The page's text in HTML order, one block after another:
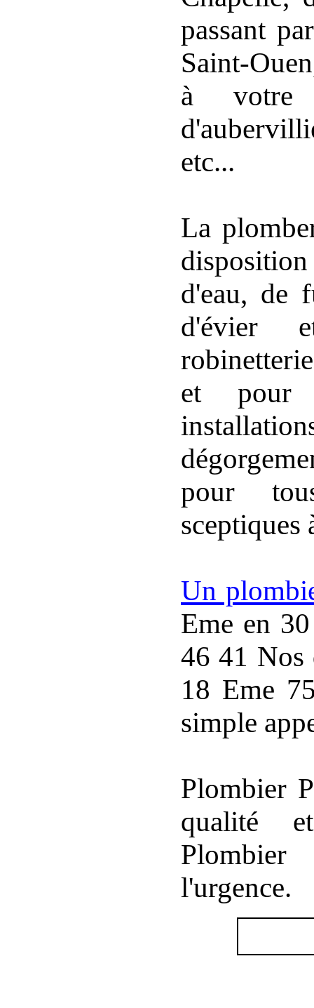
passant
Saint-
à votre
etc...
La
d'eau, de
d'évier
et pour
pour
sceptiques
Un
Eme en
46 41 Nos
18 Eme
simple
Plombier
qualité
l'urgence.